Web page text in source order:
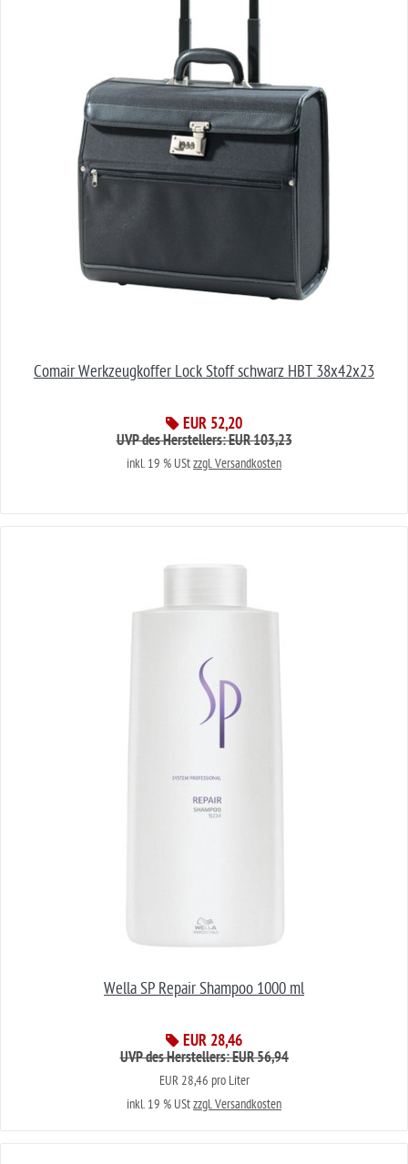
Comair Werkzeugkoffer Lock Stoff schwarz HBT 38x42x23
EUR 52,20
UVP des Herstellers: EUR 103,23
inkl. 19 % UStzzgl. Versandkosten
Wella SP Repair Shampoo 1000 ml
EUR 28,46
UVP des Herstellers: EUR 56,94
EUR 28,46 pro Liter
inkl. 19 % UStzzgl. Versandkosten